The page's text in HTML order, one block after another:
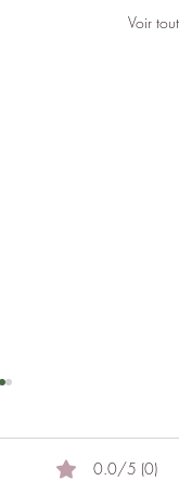
Voir tout
0.0/5 (0)